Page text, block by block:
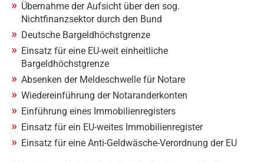
Übernahme der Aufsicht über den sog.
Nichtfinanzsektor durch den Bund
Deutsche Bargeldhöchstgrenze
Einsatz für eine EU-weit einheitliche
Bargeldhöchstgrenze
Absenken der Meldeschwelle für Notare
Wiedereinführung der Notaranderkonten
Einführung eines Immobilienregisters
Einsatz für ein EU-weites Immobilienregister
Einsatz für eine Anti-Geldwäsche-Verordnung der EU